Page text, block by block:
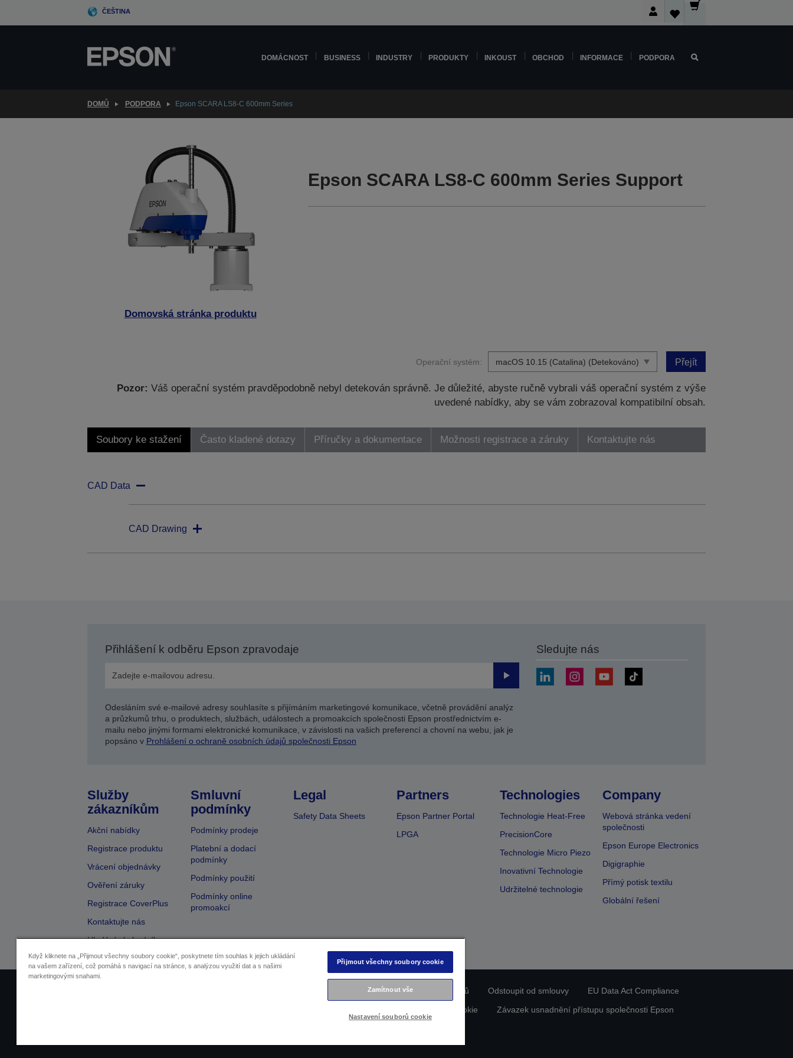
ČEŠTINA
DOMÁCNOST BUSINESS INDUSTRY PRODUKTY INKOUST OBCHOD INFORMACE PODPORA
DOMŮ PODPORA Epson SCARA LS8-C 600mm Series
Domovská stránka produktu
Epson SCARA LS8-C 600mm Series Support
Operační systém: Přejít
Pozor: Váš operační systém pravděpodobně nebyl detekován správně. Je důležité, abyste ručně vybrali váš operační systém z výše
uvedené nabídky, aby se vám zobrazoval kompatibilní obsah.
Soubory ke stažení Často kladené dotazy Příručky a dokumentace Možnosti registrace a záruky Kontaktujte nás
CAD Data
CAD Drawing
Přihlášení k odběru Epson zpravodaje
Odeslat
Odesláním své e-mailové adresy souhlasíte s přijímáním marketingové komunikace, včetně provádění analýz
a průzkumů trhu, o produktech, službách, událostech a promoakcích společnosti Epson prostřednictvím e-
mailu nebo jinými formami elektronické komunikace, v závislosti na vašich preferencí a chovní na webu, jak je
popsáno v Prohlášení o ochraně osobních údajů společnosti Epson
Sledujte nás
Služby
zákazníkům
Akční nabídky
Registrace produktu
Vrácení objednávky
Ověření záruky
Registrace CoverPlus
Kontaktujte nás
Hledání obchodníka
Smluvní
podmínky
Podmínky prodeje
Platební a dodací
podmínky
Podmínky použití
Podmínky online
promoakcí
Legal
Safety Data Sheets
Partners
Epson Partner Portal
LPGA
Technologies
Technologie Heat-Free
PrecisionCore
Technologie Micro Piezo
Inovativní Technologie
Udržitelné technologie
Company
Webová stránka vedení
společnosti
Epson Europe Electronics
Digigraphie
Přímý potisk textilu
Globální řešení
Prohlášení o ochraně osobních údajů Odstoupit od smlouvy
EU Data Act Compliance
Informace o souborech cookie Závazek usnadnění přístupu společnosti Epson
Když kliknete na „Přijmout všechny soubory cookie“, poskytnete tím souhlas k jejich ukládání
na vašem zařízení, což pomáhá s navigací na stránce, s analýzou využití dat a s našimi
marketingovými snahami.
Přijmout všechny soubory cookie
Zamítnout vše
Nastavení souborů cookie